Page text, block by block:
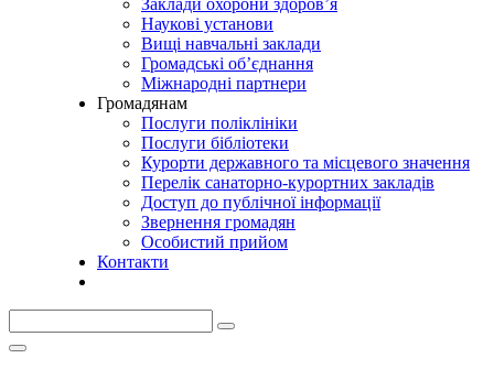
Заклади охорони здоров’я
Наукові установи
Вищі навчальні заклади
Громадські об’єднання
Міжнародні партнери
Громадянам
Послуги поліклініки
Послуги бібліотеки
Курорти державного та місцевого значення
Перелік санаторно-курортних закладів
Доступ до публічної інформації
Звернення громадян
Особистий прийом
Контакти